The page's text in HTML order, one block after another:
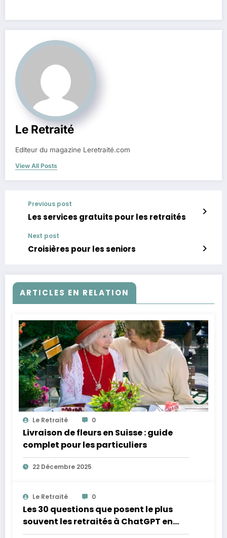
Le Retraité
Editeur du magazine Leretraité.com
View All Posts
Previous post
Les services gratuits pour les retraités
Next post
Croisières pour les seniors
ARTICLES EN RELATION
Le Retraité 0
Livraison de fleurs en Suisse : guide
complet pour les particuliers
22 Décembre 2025
Le Retraité 0
Les 30 questions que posent le plus
souvent les retraités à ChatGPT en
2025